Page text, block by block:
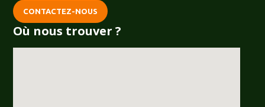
CONTACTEZ-NOUS
Où nous trouver ?